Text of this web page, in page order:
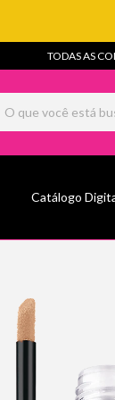
TODAS AS
Catálogo